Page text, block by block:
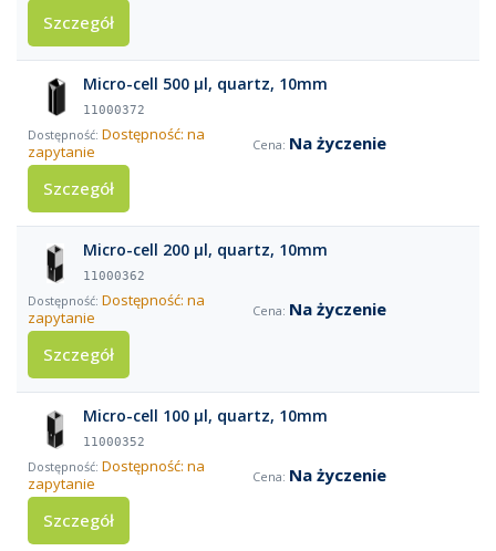
Szczegół
Micro-cell 500 µl, quartz, 10mm
11000372
Dostępność: na
zapytanie
Na życzenie
Szczegół
Micro-cell 200 µl, quartz, 10mm
11000362
Dostępność: na
zapytanie
Na życzenie
Szczegół
Micro-cell 100 µl, quartz, 10mm
11000352
Dostępność: na
zapytanie
Na życzenie
Szczegół